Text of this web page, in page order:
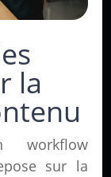
la
sur la